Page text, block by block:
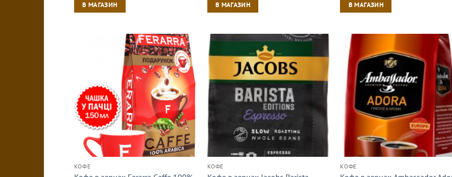
В МАГАЗИН В МАГАЗИН В МАГАЗИН
КОФЕ КОФЕ КОФЕ